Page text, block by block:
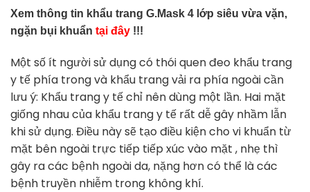
Xem thông tin khẩu trang G.Mask 4 lớp siêu vừa vặn,
ngặn bụi khuẩn tại đây !!!
Một số ít người sử dụng có thói quen đeo khẩu trang
y tế phía trong và khẩu trang vải ra phía ngoài cần
lưu ý: Khẩu trang y tế chỉ nên dùng một lần. Hai mặt
giống nhau của khẩu trang y tế rất dễ gây nhầm lẫn
khi sử dụng. Điều này sẽ tạo điều kiện cho vi khuẩn từ
mặt bên ngoài trực tiếp tiếp xúc vào mặt , nhẹ thì
gây ra các bệnh ngoài da, nặng hơn có thể là các
bệnh truyền nhiễm trong không khí.